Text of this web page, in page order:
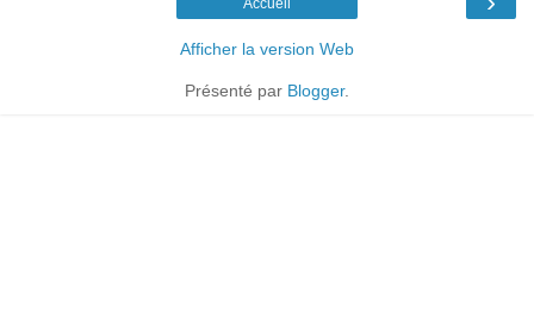
Accueil
Afficher la version Web
Présenté par Blogger.